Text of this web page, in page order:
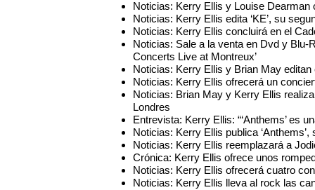
Noticias: Kerry Ellis y Louise
Noticias: Kerry Ellis edita ‘KE’, su
Noticias: Kerry Ellis concluirá en el
Noticias: Sale a la venta en Dvd y Blu-
Concerts Live at Montreux’
Noticias: Kerry Ellis y Brian May editan
Noticias: Kerry Ellis ofrecerá un
Noticias: Brian May y Kerry Ellis
Londres
Entrevista: Kerry Ellis: “‘Anthems’ es
Noticias: Kerry Ellis publica
Noticias: Kerry Ellis reemplazará a
Crónica: Kerry Ellis ofrece unos
Noticias: Kerry Ellis ofrecerá cuatro
Noticias: Kerry Ellis lleva al rock las